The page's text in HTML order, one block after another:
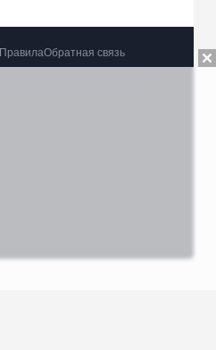
ПравилаОбратная связь